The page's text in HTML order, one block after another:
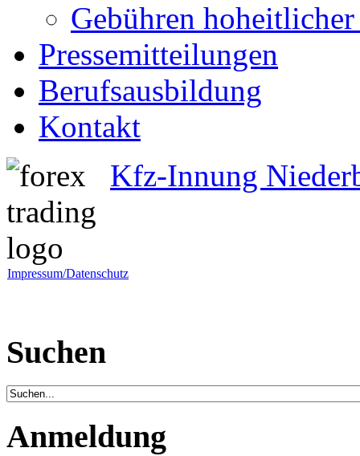
Gebühren
Pressemitteilungen
Berufsausbildung
Kontakt
Kfz-Innung
Impressum/Datenschutz
Suchen
Anmeldung